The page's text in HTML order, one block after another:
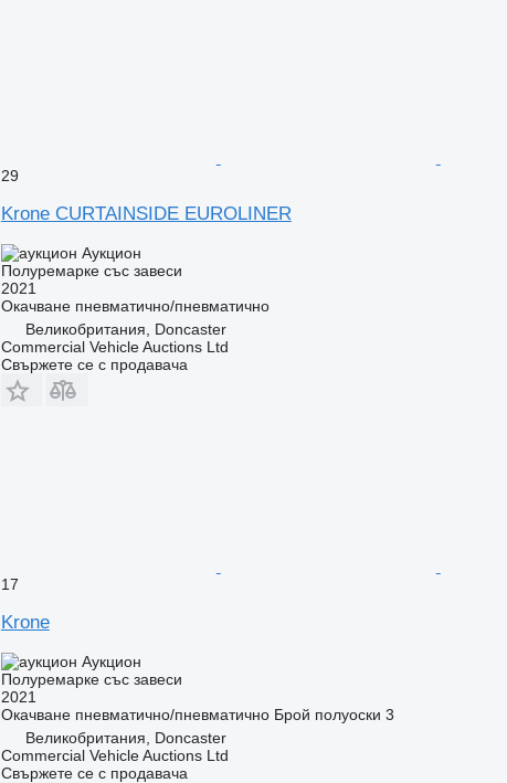
29
Krone CURTAINSIDE EUROLINER
Аукцион
Полуремарке със завеси
2021
Окачване пневматично/пневматично
Великобритания, Doncaster
Commercial Vehicle Auctions Ltd
Свържете се с продавача
17
Krone
Аукцион
Полуремарке със завеси
2021
Окачване пневматично/пневматично Брой полуоски 3
Великобритания, Doncaster
Commercial Vehicle Auctions Ltd
Свържете се с продавача